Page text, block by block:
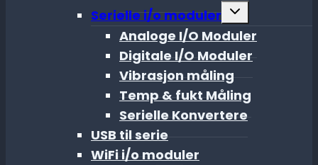
Serielle i/o moduler
Toggle
Analoge I/O Moduler
Digitale I/O Moduler
Vibrasjon måling
Temp & fukt Måling
Serielle Konvertere
USB til serie
WiFi i/o moduler